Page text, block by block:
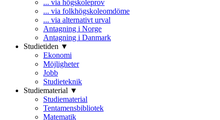
... via högskoleprov
... via folkhögskoleomdöme
... via alternativt urval
Antagning i Norge
Antagning i Danmark
Studietiden ▼
Ekonomi
Möjligheter
Jobb
Studieteknik
Studiematerial ▼
Studiematerial
Tentamensbibliotek
Matematik